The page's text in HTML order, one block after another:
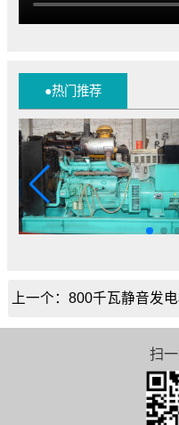
●热门推荐
上一个：800千瓦静音发
扫